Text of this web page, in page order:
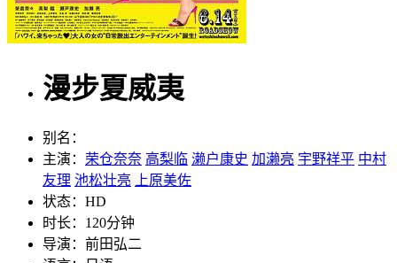
漫步夏威夷
别名：
主演： 荣仓奈奈 高梨临 濑户康史 加濑亮 宇野祥平 中村
友理 池松壮亮
上原美佐
状态： HD
时长： 120分钟
导演： 前田弘二